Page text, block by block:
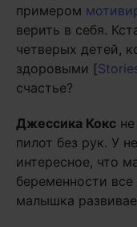
примером
верить в себя.
четверых детей,
здоровыми [
счастье?
Джессика Кокс
пилот без рук. У
интересное, что
беременности
малышка